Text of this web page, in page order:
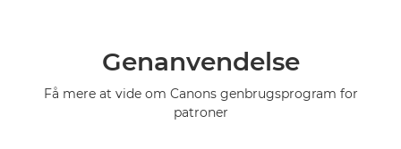
Genanvendelse
Få mere at vide om Canons genbrugsprogram for
patroner